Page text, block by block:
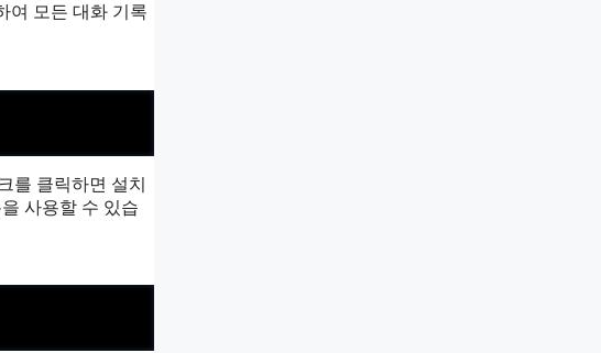
여 모든 대화 기록
를 클릭하면 설치
사용할 수 있습